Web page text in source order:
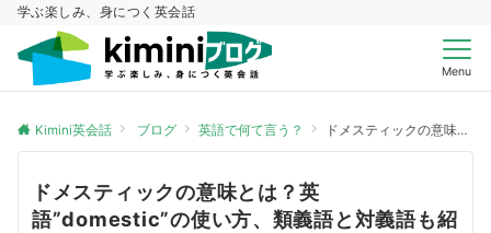
学ぶ楽しみ、身につく英会話
Menu
Kimini英会話 ブログ 英語で何て言う？ ドメスティックの意味とは？英語”domestic”の使い方、類義語と対義語も紹介！
ドメスティックの意味とは？英
語”domestic”の使い方、類義語と対義語も紹